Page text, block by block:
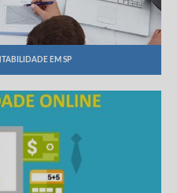
EM SP